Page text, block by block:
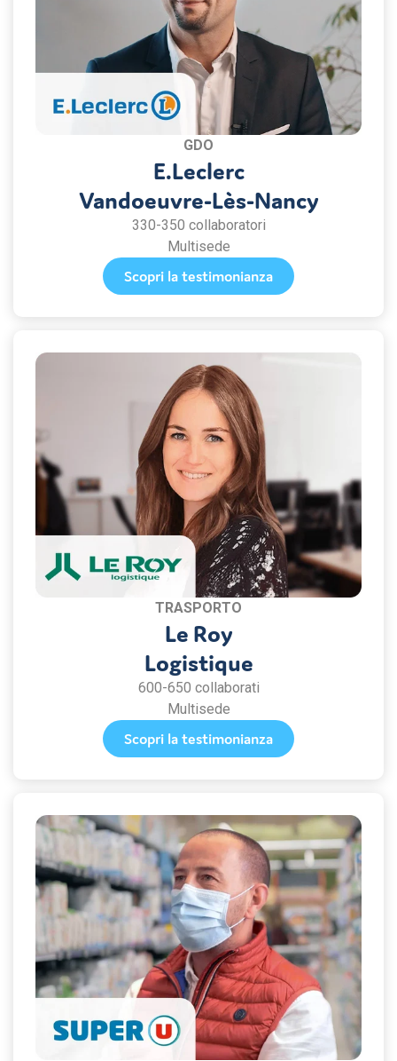
GDO
E.Leclerc
Vandoeuvre-Lès-Nancy
330-350 collaboratori
Multisede
Scopri la testimonianza
TRASPORTO
Le Roy
Logistique
600-650 collaborati
Multisede
Scopri la testimonianza